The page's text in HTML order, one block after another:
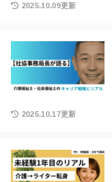
2025.10.09更新
2025.10.17更新